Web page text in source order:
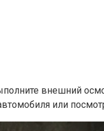
внешний
или